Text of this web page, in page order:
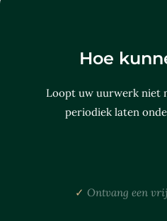
Hoe
Loopt uw uurwerk niet
periodiek laten
✓ Ontvang een